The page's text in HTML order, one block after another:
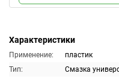
Характеристики
Применение:
пластик
Тип:
Смазка